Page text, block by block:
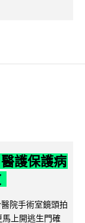
護保護病
院手術室鏡頭拍
上開逃生門確